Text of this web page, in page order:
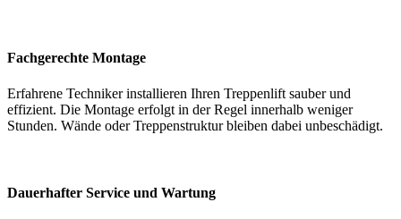
Fachgerechte Montage
Erfahrene Techniker installieren Ihren Treppenlift sauber und
effizient. Die Montage erfolgt in der Regel innerhalb weniger
Stunden. Wände oder Treppenstruktur bleiben dabei unbeschädigt.
Dauerhafter Service und Wartung